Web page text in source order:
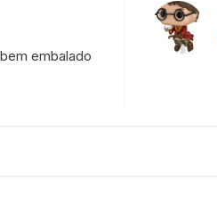
embalado